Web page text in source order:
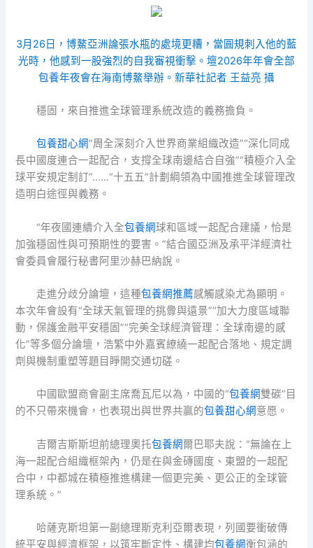
3月26日，博鰲亞洲論張水瓶的處境更糟，當圓規刺入他的藍
光時，他感到一股強烈的自我審視衝擊。壇2026年年會全部
包養年夜會在海南博鰲舉辦。新華社記者 王益亮 攝
穩固，來自推進全球管理系統改造的義務擔負。
包養甜心網“周全深刻介入世界商業組織改造”“深化同成
長中國度連合一起配合，支撐全球南邊結合自強”“積極介入全
球平安規定制訂”……“十五五”計劃綱領為中國推進全球管理改
造明白途徑與義務。
“年夜國連續介入全包養網球和區域一起配合建議，恰是
加強穩固性與可預期性的要害。”結合國亞洲及承平洋經濟社
會委員會履行秘書阿里沙赫巴納說。
走進分歧分論壇，這種包養網推薦感觸感染尤為顯明。
本次年會設有“全球天氣管理的挑釁與遠景”“加大力度區域聯
動，保護金融平安穩固”“完美全球經濟管理：全球南邊的感
化”等多個分論壇，浩繁中外嘉賓繚繞一起配合落地、規定調
劑與機制重塑等題目睜開交通切磋。
中國歐盟商會副主席喬瓦尼以為，中國的“包養網雙碳”目
的不只帶來機會，也表現出與世界共贏的包養甜心網意愿。
吉爾吉斯斯坦前總理奧托包養網爾巴耶夫說：“無論在上
海一起配合組織框架內，仍是在與金磚國度、東盟的一起配
合中，中都城在積極推進構建一個更完美、更公正的全球管
理系統。”
哈薩克斯坦第一副總理斯克利亞爾表現，列國要衝破傳
統平安與經濟框架，以筑牢斷定性、構建均包養網衡包涵的